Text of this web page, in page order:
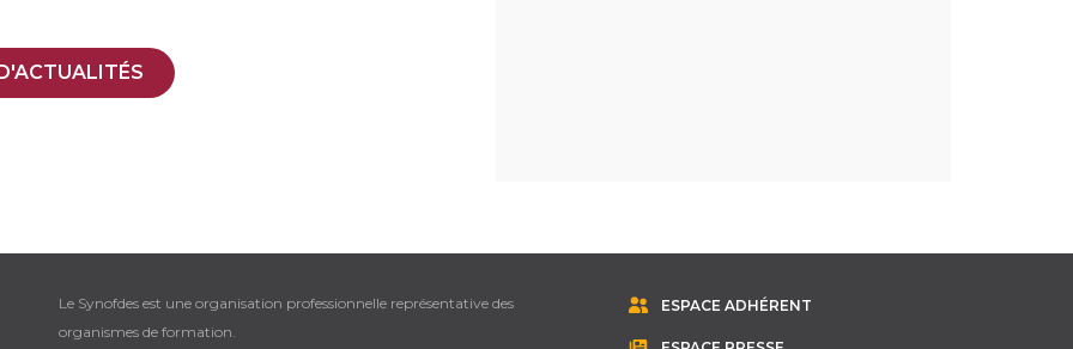
Le Synofdes est une organisation professionnelle représentative des
organismes de formation.
ESPACE ADHÉRENT